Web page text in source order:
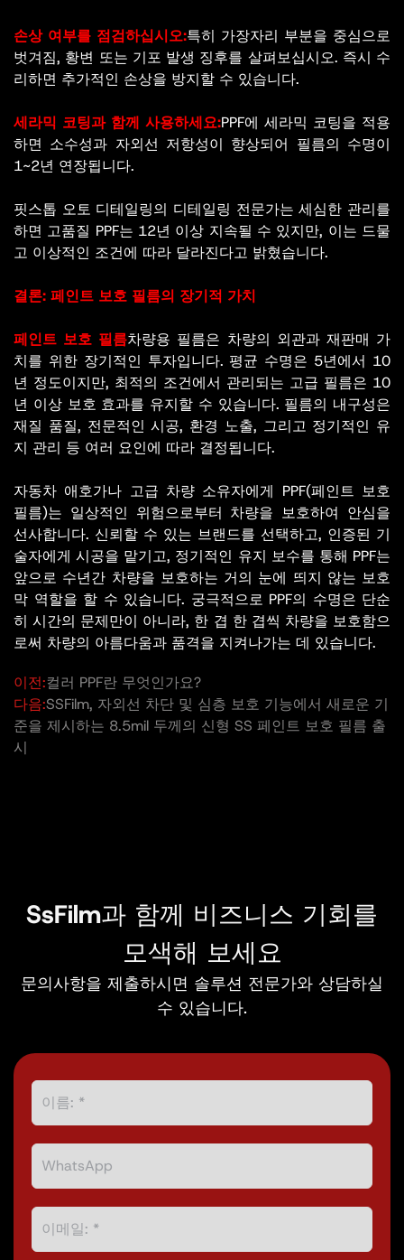
손상 여부를 점검하십시오:특히 가장자리 부분을 중심으로
벗겨짐, 황변 또는 기포 발생 징후를 살펴보십시오. 즉시 수
리하면 추가적인 손상을 방지할 수 있습니다.
세라믹 코팅과 함께 사용하세요:PPF에 세라믹 코팅을 적용
하면 소수성과 자외선 저항성이 향상되어 필름의 수명이
1~2년 연장됩니다.
핏스톱 오토 디테일링의 디테일링 전문가는 세심한 관리를
하면 고품질 PPF는 12년 이상 지속될 수 있지만, 이는 드물
고 이상적인 조건에 따라 달라진다고 밝혔습니다.
결론: 페인트 보호 필름의 장기적 가치
페인트 보호 필름차량용 필름은 차량의 외관과 재판매 가
치를 위한 장기적인 투자입니다. 평균 수명은 5년에서 10
년 정도이지만, 최적의 조건에서 관리되는 고급 필름은 10
년 이상 보호 효과를 유지할 수 있습니다. 필름의 내구성은
재질 품질, 전문적인 시공, 환경 노출, 그리고 정기적인 유
지 관리 등 여러 요인에 따라 결정됩니다.
자동차 애호가나 고급 차량 소유자에게 PPF(페인트 보호
필름)는 일상적인 위험으로부터 차량을 보호하여 안심을
선사합니다. 신뢰할 수 있는 브랜드를 선택하고, 인증된 기
술자에게 시공을 맡기고, 정기적인 유지 보수를 통해 PPF는
앞으로 수년간 차량을 보호하는 거의 눈에 띄지 않는 보호
막 역할을 할 수 있습니다. 궁극적으로 PPF의 수명은 단순
히 시간의 문제만이 아니라, 한 겹 한 겹씩 차량을 보호함으
로써 차량의 아름다움과 품격을 지켜나가는 데 있습니다.
이전:컬러 PPF란 무엇인가요?
다음:SSFilm, 자외선 차단 및 심층 보호 기능에서 새로운 기
준을 제시하는 8.5mil 두께의 신형 SS 페인트 보호 필름 출
시
SsFilm과 함께 비즈니스 기회를
모색해 보세요
문의사항을 제출하시면 솔루션 전문가와 상담하실
수 있습니다.